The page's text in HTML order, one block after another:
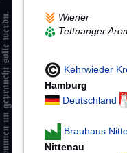
Wiener
Tettnanger
Kehrwieder
Hamburg
Deutschland
Brauhaus
Nittenau